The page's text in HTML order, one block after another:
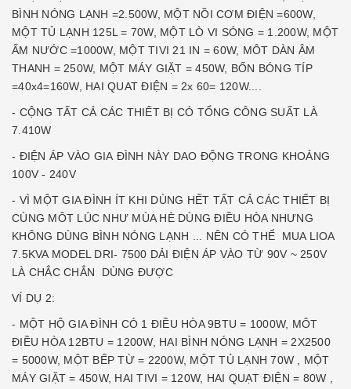
BÌNH NÓNG LẠNH =2.500W, MỘT NỒI CƠM ĐIỆN =600W,
MỘT TỦ LẠNH 125L = 70W, MỘT LÒ VI SÓNG = 1.200W, MỘT
ẤM NƯỚC =1000W, MỘT TIVI 21 IN = 60W, MÔT DÀN ÂM
THANH = 250W, MỘT MÁY GIẶT = 450W, BỐN BÓNG TÍP
=40x4=160W, HAI QUAT ĐIỆN = 2x 60= 120W....
- CỘNG TẤT CẢ CÁC THIẾT BỊ CÓ TỔNG CÔNG SUẤT LÀ
7.410W
- ĐIỆN ÁP VÀO GIA ĐÌNH NÀY DAO ĐỘNG TRONG KHOẢNG
100V - 240V
- VÌ MỘT GIA ĐÌNH ÍT KHI DÙNG HẾT TẤT CẢ CÁC THIẾT BỊ
CÙNG MÔT LÚC NHƯ MÙA HÈ DÙNG ĐIỀU HÒA NHƯNG
KHÔNG DÙNG BÌNH NÓNG LẠNH ... NÊN CÓ THỂ MUA LIOA
7.5KVA MODEL DRI- 7500 DẢI ĐIỆN ÁP VÀO TỪ 90V ~ 250V
LÀ CHẮC CHẮN DÙNG ĐƯỢC
VÍ DỤ 2:
- MỘT HỘ GIA ĐÌNH CÓ 1 ĐIỀU HÒA 9BTU = 1000W, MÔT
ĐIỀU HÒA 12BTU = 1200W, HAI BÌNH NÓNG LẠNH = 2X2500
= 5000W, MỘT BẾP TỪ = 2200W, MỘT TỦ LẠNH 70W , MỘT
MÁY GIẶT = 450W, HAI TIVI = 120W, HAI QUẠT ĐIỆN = 80W ,